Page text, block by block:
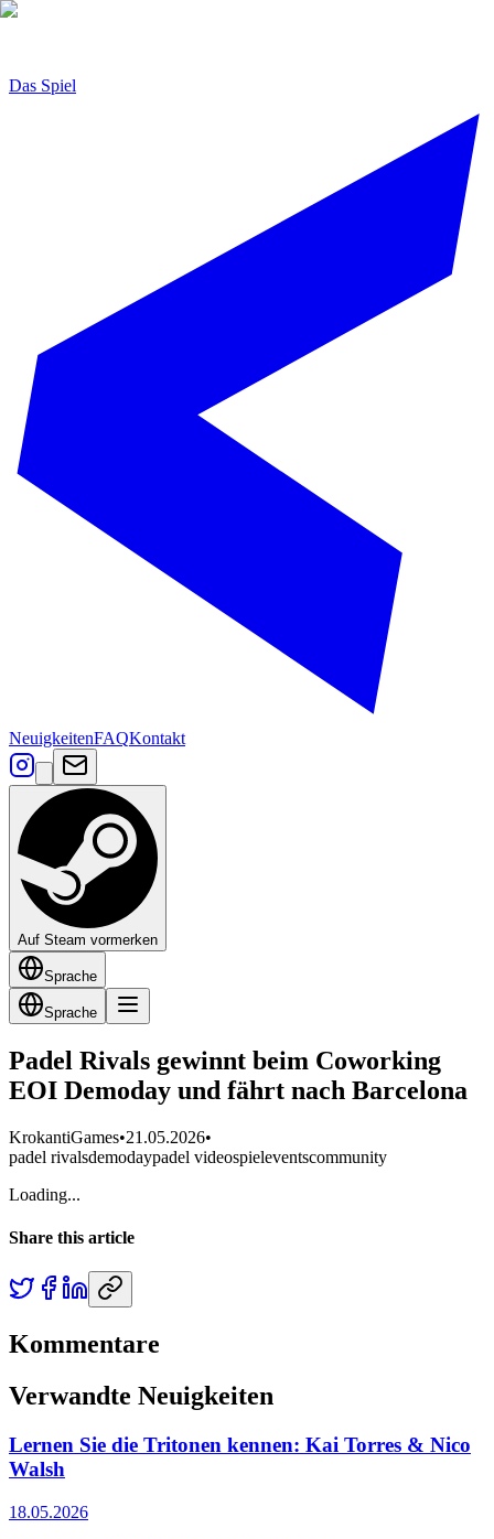
Das Spiel
NeuigkeitenFAQKontakt
Auf Steam vormerken
Sprache
Sprache
Padel Rivals gewinnt beim Coworking
EOI Demoday und fährt nach Barcelona
KrokantiGames•21.05.2026•
padel rivalsdemodaypadel videospieleventscommunity
Loading...
Share this article
Kommentare
Verwandte Neuigkeiten
Lernen Sie die Tritonen kennen: Kai Torres & Nico
Walsh
18.05.2026